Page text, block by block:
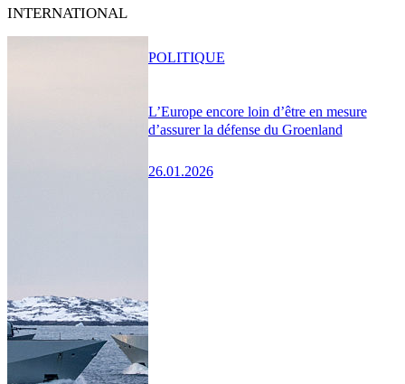
INTERNATIONAL
L’Europe encore loin d’être en mesure
d’assurer la défense du Groenland
26.01.2026
POLITIQUE